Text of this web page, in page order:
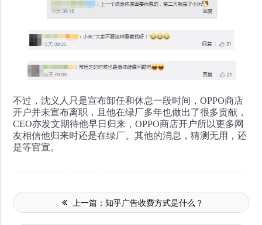
不过，沈义人只是宣布卸任和休息一段时间，OPPO商店
开户并未宣布离职，且他在绿厂多年也做出了很多贡献，
CEO亦发文期待他早日归来，OPPO商店开户所以更多网
友相信他归来时还是在绿厂。其他的消息，猜测无用，还
是等官宣。
上一篇： 知乎广告收费方式是什么？